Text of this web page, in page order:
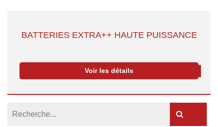
BATTERIES EXTRA++ HAUTE PUISSANCE
Voir les détails